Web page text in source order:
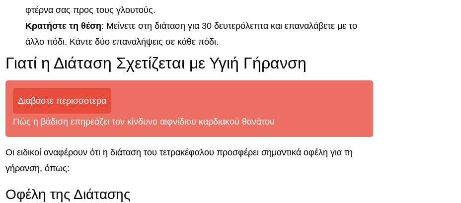
φτέρνα σας προς τους γλουτούς.
Κρατήστε τη θέση: Μείνετε στη διάταση για 30 δευτερόλεπτα και επαναλάβετε με το
άλλο πόδι. Κάντε δύο επαναλήψεις σε κάθε πόδι.
Γιατί η Διάταση Σχετίζεται με Υγιή Γήρανση
Διαβάστε περισσότερα
Πώς η βάδιση επηρεάζει τον κίνδυνο αιφνίδιου καρδιακού θανάτου
Οι ειδικοί αναφέρουν ότι η διάταση του τετρακέφαλου προσφέρει σημαντικά οφέλη για τη
γήρανση, όπως:
Οφέλη της Διάτασης